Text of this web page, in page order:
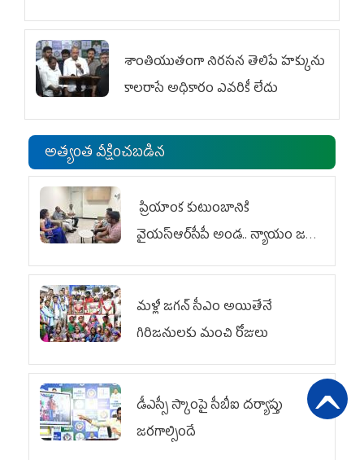
శాంతియుతంగా నిరసన తెలిపే హక్కును
కాలరాసే అధికారం ఎవరికీ లేదు
అత్యంత వీక్షించబడిన
ప్రియాంక కుటుంబానికి
వైయ‌స్ఆర్‌సీపీ అండ.. న్యాయం జరిగే
వరకు పోరాటం
మళ్లీ జగన్ సీఎం అయితేనే
గిరిజనులకు మంచి రోజులు
డీఎస్సీ స్కాంపై సీబీఐ దర్యాప్తు
జరగాల్సిందే